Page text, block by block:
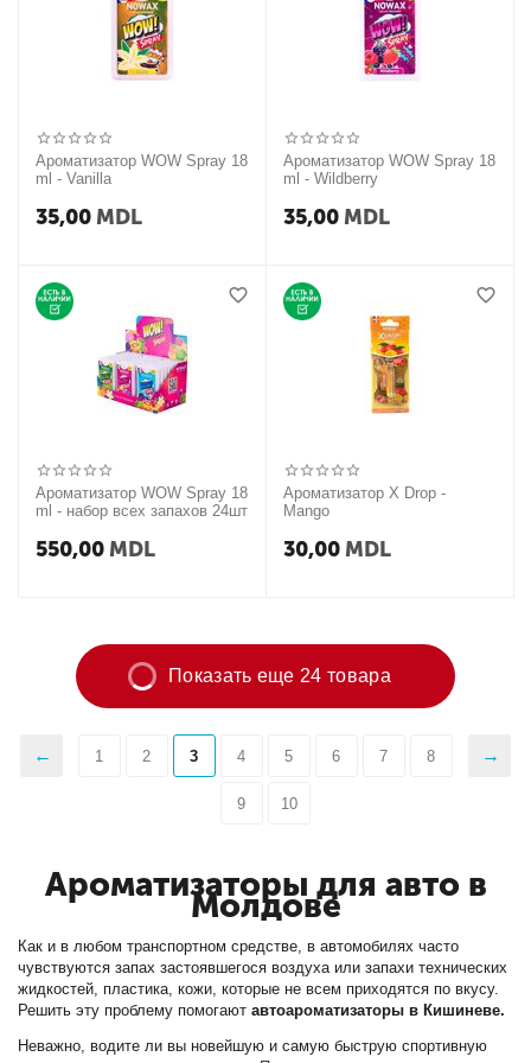
Ароматизаторы для авто в
Молдове
Как и в любом транспортном средстве, в автомобилях часто
чувствуются запах застоявшегося воздуха или запахи технических
жидкостей, пластика, кожи, которые не всем приходятся по вкусу.
Решить эту проблему помогаютавтоароматизаторы в Кишиневе.
Неважно, водите ли вы новейшую и самую быструю спортивную
Ароматизатор WOW Spray 18
ml - Vanilla
35,00 MDL
Ароматизатор WOW Spray 18
ml - Wildberry
35,00 MDL
Ароматизатор WOW Spray 18
ml - набор всех запахов 24шт
550,00 MDL
Ароматизатор X Drop -
Mango
30,00 MDL
Показать еще 24 товара
1 2 3 4 5 6 7 8
9 10